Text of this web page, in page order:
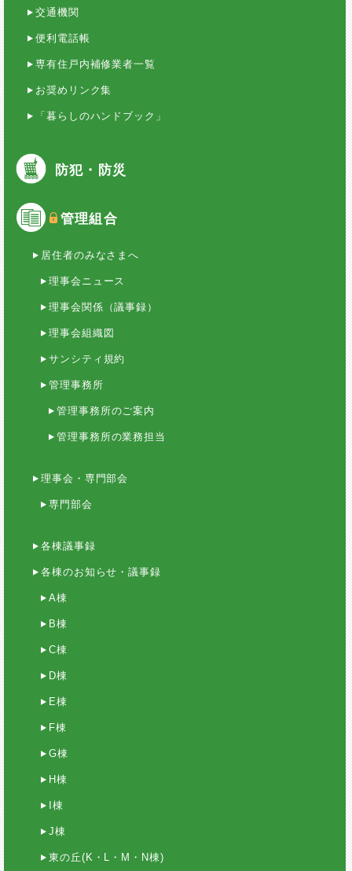
交通機関
便利電話帳
専有住戸内補修業者一覧
お奨めリンク集
「暮らしのハンドブック」
防犯・防災
管理組合
居住者のみなさまへ
理事会ニュース
理事会関係（議事録）
理事会組織図
サンシティ規約
管理事務所
管理事務所のご案内
管理事務所の業務担当
理事会・専門部会
専門部会
各棟議事録
各棟のお知らせ・議事録
A棟
B棟
C棟
D棟
E棟
F棟
G棟
H棟
I棟
J棟
東の丘(K・L・M・N棟)